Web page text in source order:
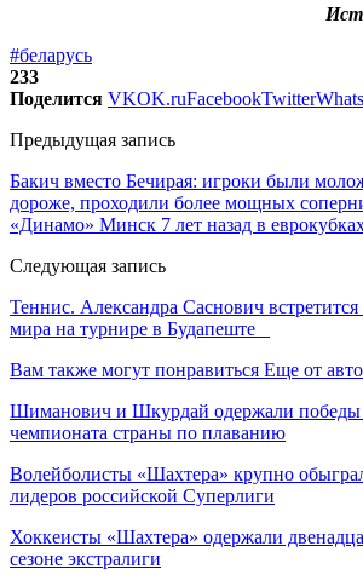
#беларусь
233
Поделится VKOK.ruFacebookTwitter
Предыдущая запись
Бакич вместо Бечирая: игроки были
дороже, проходили более мощных
«Динамо» Минск 7 лет назад в
Следующая запись
Теннис. Александра Саснович встретится
мира на турнире в Будапеште
Вам также могут понравиться Еще от
Шиманович и Шкурдай одержали победы
чемпионата страны по плаванию
Волейболисты «Шахтера» крупно
лидеров российской Суперлиги
Хоккеисты «Шахтера» одержали
сезоне экстралиги